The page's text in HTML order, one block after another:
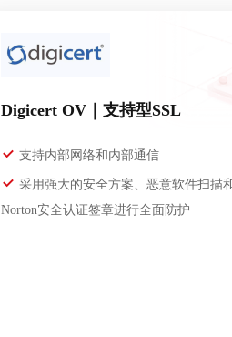
Digicert OV｜支持型SSL
支持内部网络和内部通信
采用强大的安全方案、恶意软件扫描
Norton安全认证签章进行全面防护